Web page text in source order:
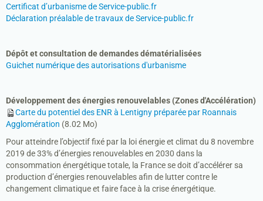
EMPLOI
Certificat d’urbanisme de Service-public.fr
Déclaration préalable de travaux de Service-public.fr
Dépôt et consultation de demandes dématérialisées
Guichet numérique des autorisations d'urbanisme
Développement des énergies renouvelables (Zones d'Accélération)
Carte du potentiel des ENR à Lentigny préparée par Roannais
Agglomération (8.02 Mo)
Pour atteindre l’objectif fixé par la loi énergie et climat du 8 novembre
2019 de 33% d’énergies renouvelables en 2030 dans la
consommation énergétique totale, la France se doit d’accélérer sa
production d’énergies renouvelables afin de lutter contre le
changement climatique et faire face à la crise énergétique.